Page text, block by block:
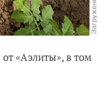
«Аэлиты», в том